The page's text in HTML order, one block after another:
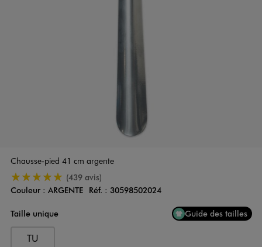
Chausse-pied 41 cm argente
5/5 de moyenne(439 avis)
Couleur
Couleur : ARGENTE Réf. : 30598502024
Taille unique
Guide des tailles
TU